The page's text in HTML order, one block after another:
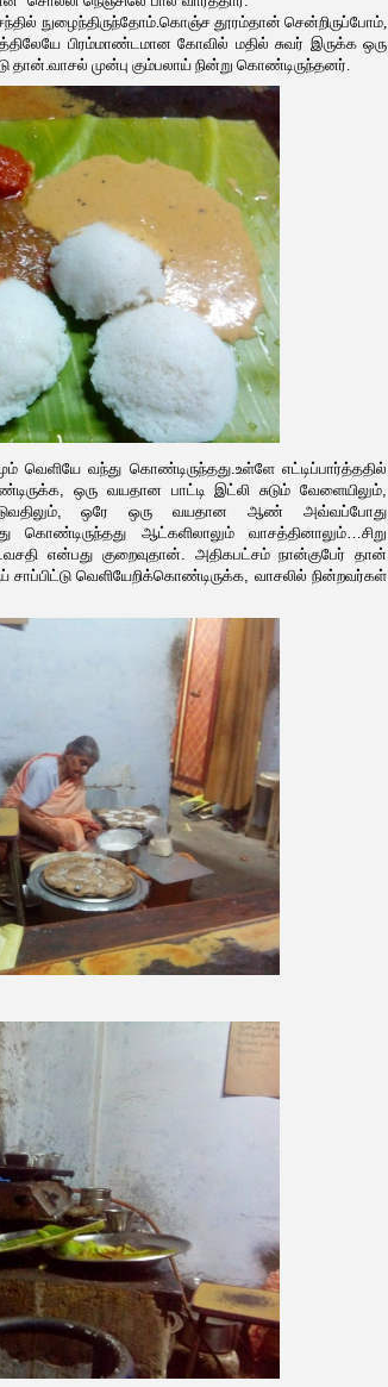
நுழைந்திருந்தோம்.கொஞ்ச தூரம்தான் சென்றிருப்போம்,
பிரம்மாண்டமான கோவில் மதில் சுவர் இருக்க ஒரு
முன்பு கும்பலாய் நின்று கொண்டிருந்தனர்.
வெளியே வந்து கொண்டிருந்தது.உள்ளே எட்டிப்பார்த்ததில்
ஒரு வயதான பாட்டி இட்லி சுடும் வேளையிலும்,
ஒரே ஒரு வயதான ஆண் அவ்வப்போது
கொண்டிருந்தது ஆட்களிலாலும் வாசத்தினாலும்…சிறு
என்பது குறைவுதான். அதிகபட்சம் நான்குபேர் தான்
சாப்பிட்டு வெளியேறிக்கொண்டிருக்க, வாசலில் நின்றவர்கள்